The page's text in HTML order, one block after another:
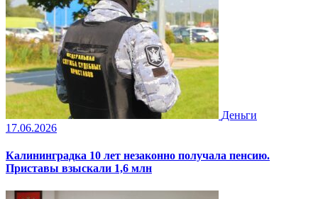
Деньги
17.06.2026
Калининградка 10 лет незаконно получала пенсию.
Приставы взыскали 1,6 млн